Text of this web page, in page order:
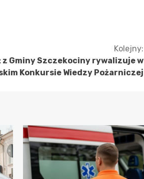
Kolejny:
z Gminy Szczekociny rywalizuje w
Konkursie Wiedzy Pożarniczej